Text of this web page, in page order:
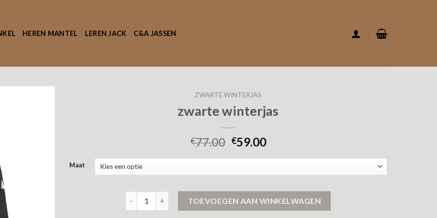
HEREN MANTEL LEREN JACK C&A JASSEN
ZWARTE WINTERJAS
zwarte winterjas
€77.00 €59.00
Maat
TOEVOEGEN AAN WINKELWAGEN